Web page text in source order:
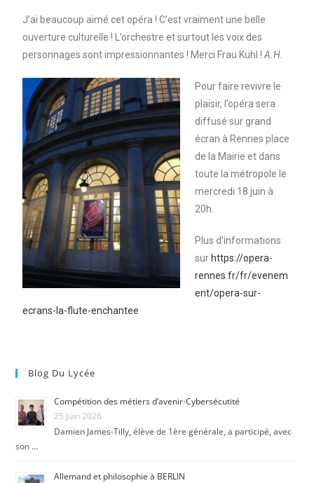
J’ai beaucoup aimé cet opéra ! C’est vraiment une belle
ouverture culturelle ! L’orchestre et surtout les voix des
personnages sont impressionnantes ! Merci Frau Kühl !A.H.
Pour faire revivre le
plaisir, l’opéra sera
diffusé sur grand
écran à Rennes place
de la Mairie et dans
toute la métropole le
mercredi 18 juin à
20h.
Plus d’informations
sur https://opera-
rennes.fr/fr/evenem
ent/opera-sur-
ecrans-la-flute-enchantee
Blog Du Lycée
Compétition des métiers d’avenir-Cybersécutité
25 Juin 2026
Damien James-Tilly, élève de 1ère générale, a participé, avec
son …
Allemand et philosophie à BERLIN